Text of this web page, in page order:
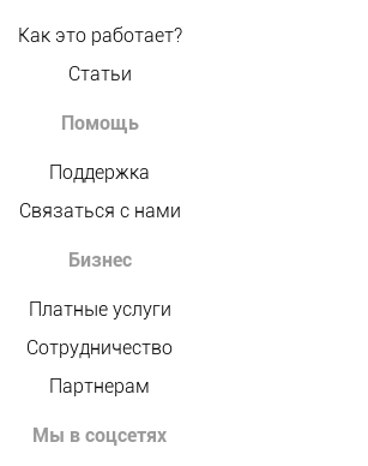
Как это работает?
Статьи
Помощь
Поддержка
Связаться с нами
Бизнес
Платные услуги
Сотрудничество
Партнерам
Мы в соцсетях